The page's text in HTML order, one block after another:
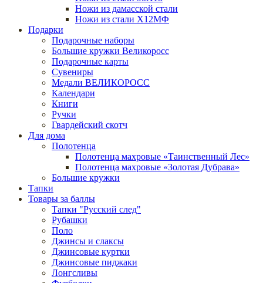
Ножи из дамасской стали
Ножи из стали Х12МФ
Подарки
Подарочные наборы
Большие кружки Великоросс
Подарочные карты
Сувениры
Медали ВЕЛИКОРОСС
Календари
Книги
Ручки
Гвардейский скотч
Для дома
Полотенца
Полотенца махровые «Таинственный Лес»
Полотенца махровые «Золотая Дубрава»
Большие кружки
Тапки
Товары за баллы
Тапки "Русский след"
Рубашки
Поло
Джинсы и слаксы
Джинсовые куртки
Джинсовые пиджаки
Лонгсливы